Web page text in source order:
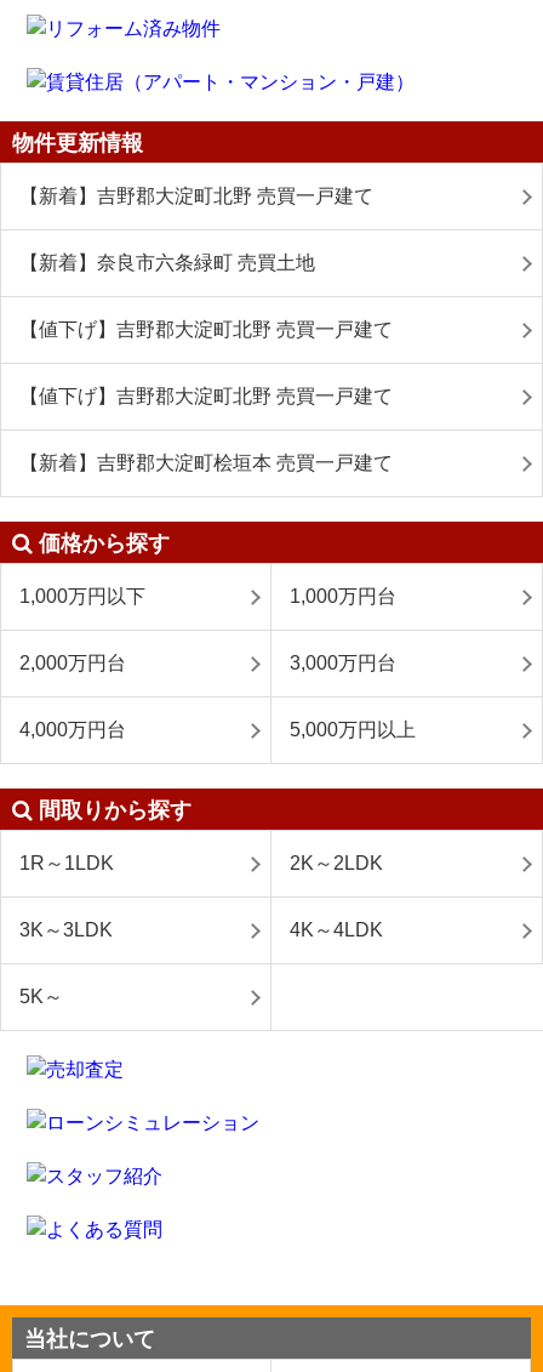
物件更新情報
【新着】吉野郡大淀町北野 売買一戸建て
【新着】奈良市六条緑町 売買土地
【値下げ】吉野郡大淀町北野 売買一戸建て
【値下げ】吉野郡大淀町北野 売買一戸建て
【新着】吉野郡大淀町桧垣本 売買一戸建て
価格から探す
1,000万円以下 1,000万円台
2,000万円台 3,000万円台
4,000万円台 5,000万円以上
間取りから探す
1R～1LDK 2K～2LDK
3K～3LDK 4K～4LDK
5K～
当社について